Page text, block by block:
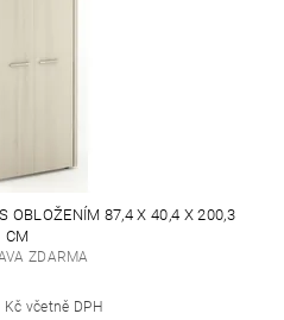
OBLOŽENÍM 87,4 X 40,4 X 200,3
CM
ZDARMA
včetně DPH